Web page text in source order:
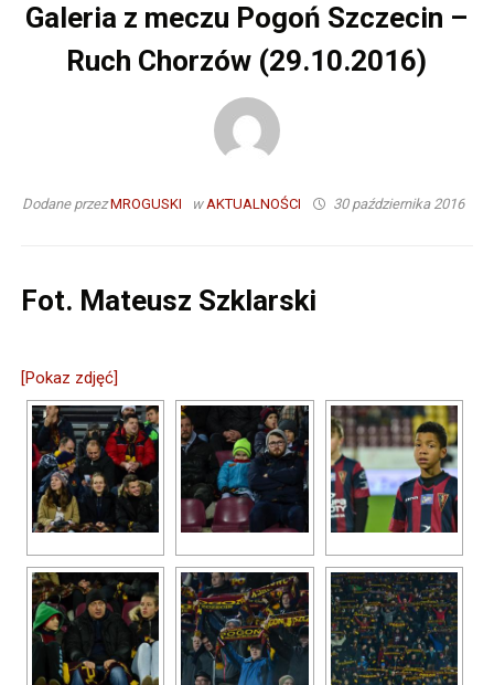
Galeria z meczu Pogoń Szczecin –
Ruch Chorzów (29.10.2016)
Dodane przezMROGUSKI wAKTUALNOŚCI 30 października 2016
Fot. Mateusz Szklarski
[Pokaz zdjęć]